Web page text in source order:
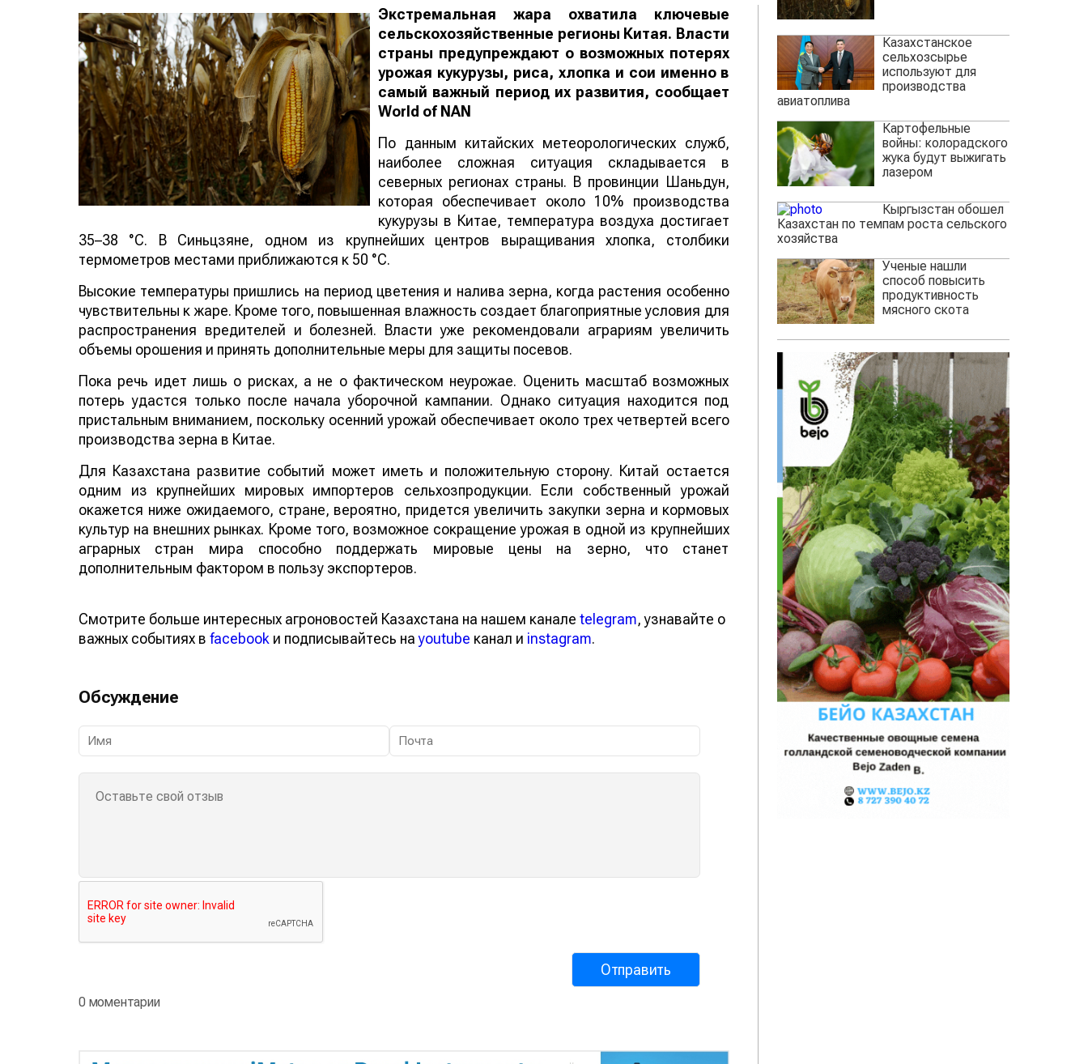
Экстремальная жара охватила ключевые
сельскохозяйственные регионы Китая. Власти
страны предупреждают о возможных потерях
урожая кукурузы, риса, хлопка и сои именно в
самый важный период их развития, сообщает
World of NAN
По данным китайских метеорологических служб,
наиболее сложная ситуация складывается в
северных регионах страны. В провинции Шаньдун,
которая обеспечивает около 10% производства
кукурузы в Китае, температура воздуха достигает
35–38 °C. В Синьцзяне, одном из крупнейших центров выращивания хлопка, столбики
термометров местами приближаются к 50 °C.
Высокие температуры пришлись на период цветения и налива зерна, когда растения особенно
чувствительны к жаре. Кроме того, повышенная влажность создает благоприятные условия для
распространения вредителей и болезней. Власти уже рекомендовали аграриям увеличить
объемы орошения и принять дополнительные меры для защиты посевов.
Пока речь идет лишь о рисках, а не о фактическом неурожае. Оценить масштаб возможных
потерь удастся только после начала уборочной кампании. Однако ситуация находится под
пристальным вниманием, поскольку осенний урожай обеспечивает около трех четвертей всего
производства зерна в Китае.
Для Казахстана развитие событий может иметь и положительную сторону. Китай остается
одним из крупнейших мировых импортеров сельхозпродукции. Если собственный урожай
окажется ниже ожидаемого, стране, вероятно, придется увеличить закупки зерна и кормовых
культур на внешних рынках. Кроме того, возможное сокращение урожая в одной из крупнейших
аграрных стран мира способно поддержать мировые цены на зерно, что станет
дополнительным фактором в пользу экспортеров.
Смотрите больше интересных агроновостей Казахстана на нашем канале telegram, узнавайте о
важных событиях в facebook и подписывайтесь наyoutube канал и instagram.
Обсуждение
0 моментарии
Казахстанское
сельхозсырье
используют для
производства
авиатоплива
Картофельные
войны: колорадского
жука будут выжигать
лазером
Кыргызстан обошел
Казахстан по темпам роста сельского
хозяйства
Ученые нашли
способ повысить
продуктивность
мясного скота